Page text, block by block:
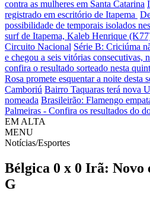
contra as mulheres em Santa Catarina
registrado em escritório de Itapema
possibilidade de temporais isolados
surf de Itapema, Kaleb Henrique
Circuito Nacional Série B: Criciúma
e chegou a seis vitórias consecutivas,
confira o resultado sorteado nesta
Rosa promete esquentar a noite desta
Camboriú Bairro Taquaras terá nova
nomeada Brasileirão: Flamengo
Palmeiras - Confira os resultados do
EM ALTA
MENU
Notícias/Esportes
Bélgica 0 x 0 Irã: Novo
G